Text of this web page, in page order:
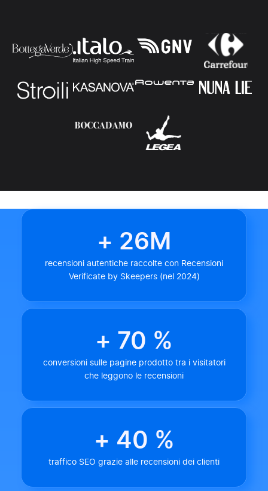
+ 26M
recensioni autentiche raccolte con Recensioni
Verificate by Skeepers (nel 2024)
+ 70 %
conversioni sulle pagine prodotto tra i visitatori
che leggono le recensioni
+ 40 %
traffico SEO grazie alle recensioni dei clienti